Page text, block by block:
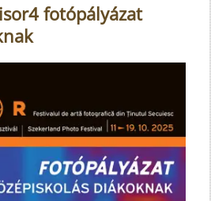
fotópályázat